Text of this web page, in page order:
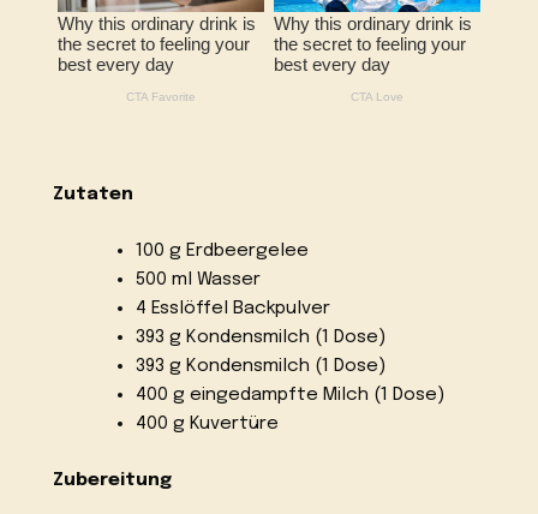
Zutaten
100 g Erdbeergelee
500 ml Wasser
4 Esslöffel Backpulver
393 g Kondensmilch (1 Dose)
393 g Kondensmilch (1 Dose)
400 g eingedampfte Milch (1 Dose)
400 g Kuvertüre
Zubereitung